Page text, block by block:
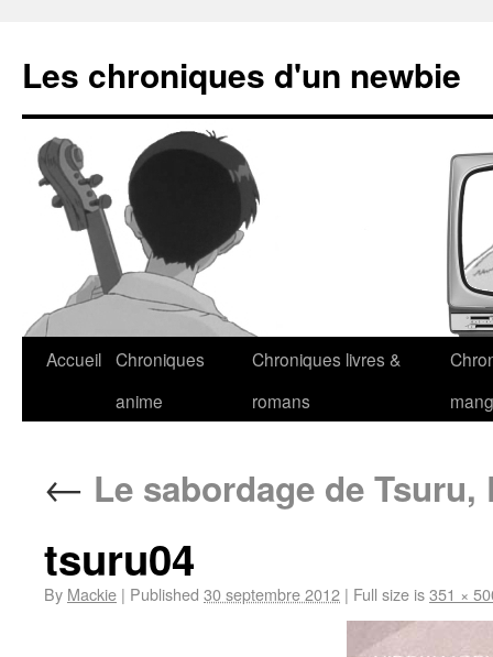
Les chroniques d'un newbie
Accueil Chroniques
anime
Chroniques livres &
romans
← Le sabordage de
tsuru04
By Mackie | Published 30 septembre 2012 | Full size is351 ×